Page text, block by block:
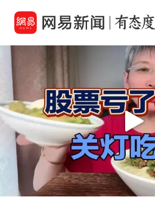
00:00
Play